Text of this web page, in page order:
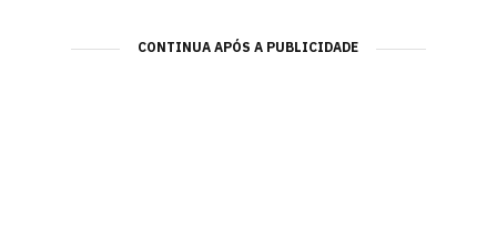
CONTINUA APÓS A PUBLICIDADE